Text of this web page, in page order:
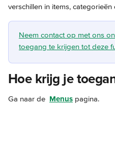
verschillen in items,
Neem contact op met ons
toegang te krijgen tot deze
Hoe krijg je
Ga naar de Menus pagina.